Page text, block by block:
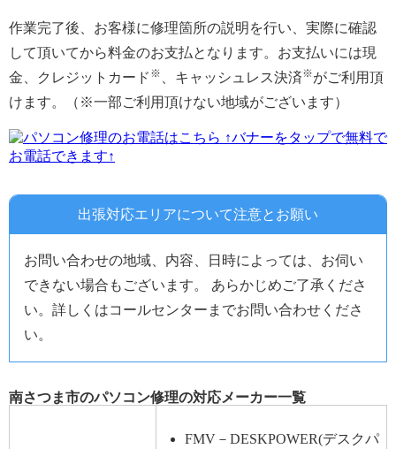
作業完了後、お客様に修理箇所の説明を行い、実際に確認
して頂いてから料金のお支払となります。お支払いには現
金、クレジットカード ※ 、キャッシュレス決済※がご利用頂
けます。（※一部ご利用頂けない地域がございます）
↑バナーをタップで無料で
お電話できます↑
出張対応エリアについて注意とお願い
お問い合わせの地域、内容、日時によっては、お伺い
できない場合もございます。 あらかじめご了承くださ
い。詳しくはコールセンターまでお問い合わせくださ
い。
南さつま市のパソコン修理の対応メーカー一覧
FMV－DESKPOWER(デスクパ